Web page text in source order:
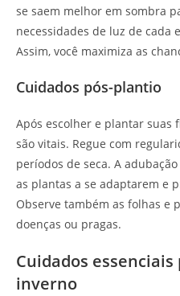
se saem melhor em sombra
necessidades de luz de cada
Assim, você maximiza as
Cuidados pós-plantio
Após escolher e plantar suas
são vitais. Regue com
períodos de seca. A
as plantas a se adaptarem e
Observe também as folhas e
doenças ou pragas.
Cuidados
inverno